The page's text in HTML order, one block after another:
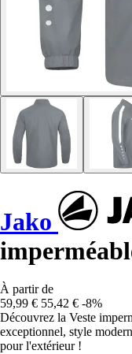
Jako
À partir de
59,99 € 55,42 € -8%
Découvrez la Veste
exceptionnel, style
pour l'extérieur !